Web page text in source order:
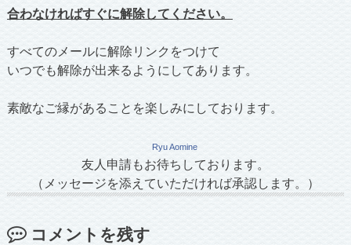
合わなければすぐに解除してください。
すべてのメールに解除リンクをつけて
いつでも解除が出来るようにしてあります。
素敵なご縁があることを楽しみにしております。
Ryu Aomine
友人申請もお待ちしております。
（メッセージを添えていただければ承認します。）
コメントを残す